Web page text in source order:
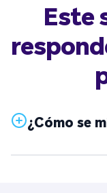
Este
¿Cómo se